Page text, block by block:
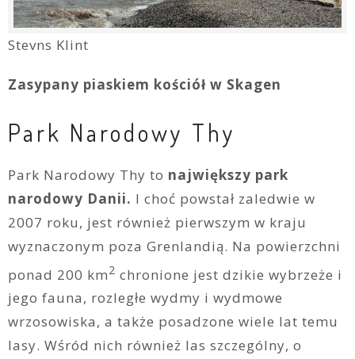
Stevns Klint
Zasypany piaskiem kościół w Skagen
Park Narodowy Thy
Park Narodowy Thy to największy park
narodowy Danii. I choć powstał zaledwie w
2007 roku, jest również pierwszym w kraju
wyznaczonym poza Grenlandią. Na powierzchni
ponad 200 km2 chronione jest dzikie wybrzeże i
jego fauna, rozległe wydmy i wydmowe
wrzosowiska, a także posadzone wiele lat temu
lasy. Wśród nich również las szczególny, o